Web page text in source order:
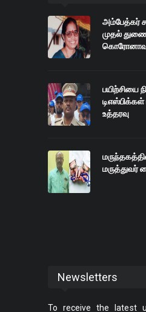
அம்பேத்கர்
முதல்
பயிற்சியை
டிஎஸ்பிக்கள்
உத்தரவு
மருத்துவர்
Newsletters
To receive the latest